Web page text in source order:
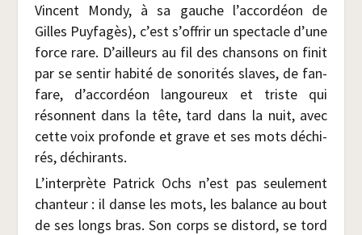
Vincent Mon­dy, à sa gauche l’accordéon de
Gilles Puy­fa­gès), c’est s’offrir un spec­tacle d’une
force rare. D’ailleurs au fil des chan­sons on finit
par se sen­tir habi­té de sono­ri­tés slaves, de fan­
fare, d’accordéon lan­gou­reux et triste qui
résonnent dans la tête, tard dans la nuit, avec
cette voix pro­fonde et grave et ses mots déchi­
rés, déchirants.
L’interprète Patrick Ochs n’est pas seule­ment
chan­teur : il danse les mots, les balance au bout
de ses longs bras. Son corps se dis­tord, se tord